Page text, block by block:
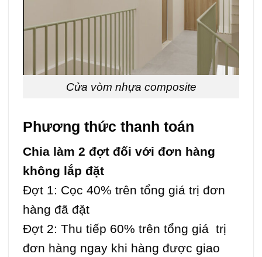
Cửa vòm nhựa composite
Phương thức thanh toán
Chia làm 2 đợt đối với đơn hàng
không lắp đặt
Đợt 1: Cọc 40% trên tổng giá trị đơn
hàng đã đặt
Đợt 2: Thu tiếp 60% trên tổng giá trị
đơn hàng ngay khi hàng được giao